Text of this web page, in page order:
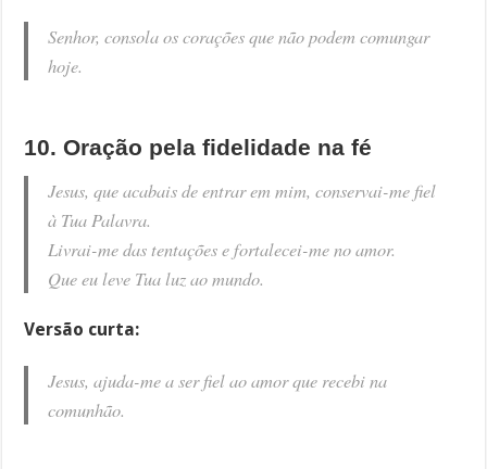
Senhor, consola os corações que não podem comungar
hoje.
10. Oração pela fidelidade na fé
Jesus, que acabais de entrar em mim, conservai-me fiel
à Tua Palavra.
Livrai-me das tentações e fortalecei-me no amor.
Que eu leve Tua luz ao mundo.
Versão curta:
Jesus, ajuda-me a ser fiel ao amor que recebi na
comunhão.